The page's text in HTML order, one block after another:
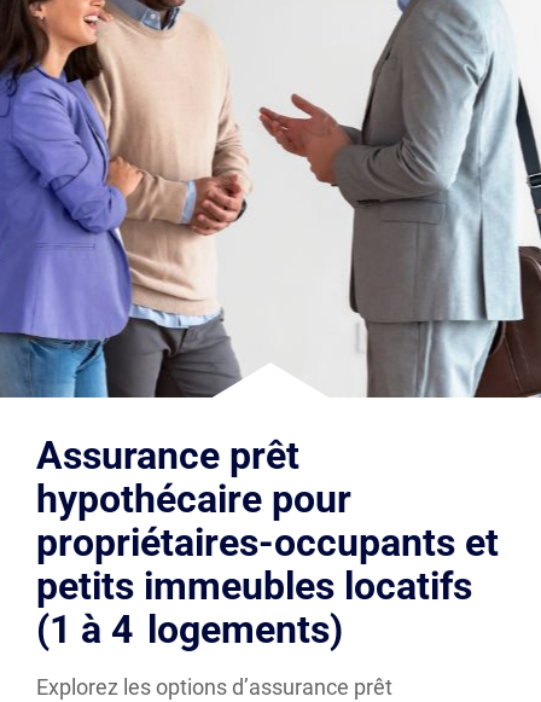
Assurance prêt
hypothécaire pour
propriétaires-occupants et
petits immeubles locatifs
(1 à 4 logements)
Explorez les options d’assurance prêt